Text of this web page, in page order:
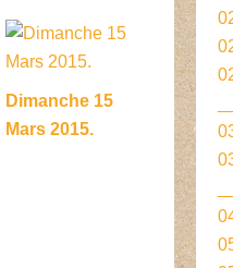
Dimanche 15
Mars 2015.